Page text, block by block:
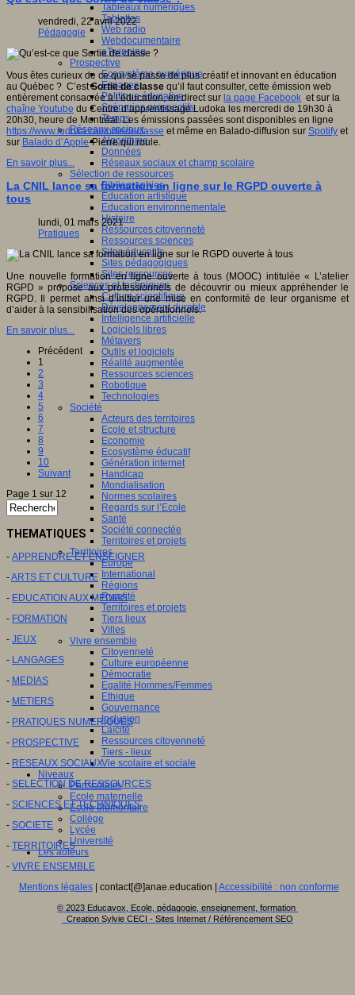
Tableaux numériques
Tablettes
Web radio
Webdocumentaire
eTwinning
Prospective
Ecosystème numérique
Espaces
Politique éducative
Scénarios prospectifs
Temps
Réseaux sociaux
Algorithme
Données
Réseaux sociaux et champ scolaire
Sélection de ressources
Bibliographies
Education artistique
Education environnementale
Histoire
Ressources citoyenneté
Ressources sciences
Sites éducatifs
Sites pédagogiques
Sites ressources
Sciences et techniques
Culture scientifique
Développement durable
Intelligence artificielle
Logiciels libres
Métavers
Outils et logiciels
Réalité augmentée
Ressources sciences
Robotique
Technologies
Société
Acteurs des territoires
Ecole et structure
Economie
Ecosystème éducatif
Génération internet
Handicap
Mondialisation
Normes scolaires
Regards sur l’Ecole
Santé
Société connectée
Territoires et projets
Territoires
Europe
International
Régions
Ruralité
Territoires et projets
Tiers lieux
Villes
Vivre ensemble
Citoyenneté
Culture européenne
Démocratie
Egalité Hommes/Femmes
Ethique
Gouvernance
Inclusion
Laïcité
Ressources citoyenneté
Tiers - lieux
Vie scolaire et sociale
Niveaux
Périscolaire
Ecole maternelle
Ecole élémentaire
Collège
Lycée
Université
Les auteurs
vendredi, 22 avril 2022
Pédagogie
Vous êtes curieux de ce qui se passe de plus créatif et innovant en éducation
au Québec ? C’estSortie de classe qu’il faut consulter, cette émission web
entièrement consacrée à l’éducation, en direct sur la page Facebook et sur la
chaîne Youtube du Centre d’apprentissage Ludoka les mercredi de 19h30 à
20h30, heure de Montréal. Les émissions passées sont disponibles en ligne
https://www.ludoka.ca/sortiedeclasse et même en Balado-diffusion sur Spotify et
sur Balado d’Apple-Pierre qui roule.
En savoir plus...
La CNIL lance sa formation en ligne sur le RGPD ouverte à
tous
lundi, 01 mars 2021
Pratiques
Une nouvelle formation en ligne ouverte à tous (MOOC) intitulée « L’atelier
RGPD » propose aux professionnels de découvrir ou mieux appréhender le
RGPD. Il permet ainsi d’initier une mise en conformité de leur organisme et
d’aider à la sensibilisation des opérationnels.
En savoir plus...
Précédent
1
2
3
4
5
6
7
8
9
10
Suivant
Page 1 sur 12
THEMATIQUES
- APPRENDRE ET ENSEIGNER
-ARTS ET CULTURE
- EDUCATION AUX MEDIAS
- FORMATION
- JEUX
- LANGAGES
- MEDIAS
- METIERS
- PRATIQUES NUMERIQUES
- PROSPECTIVE
- RESEAUX SOCIAUX
- SELECTION DE RESSOURCES
- SCIENCES ET TECHNIQUES
- SOCIETE
- TERRITOIRES
- VIVRE ENSEMBLE
Mentions légales| contact[@]anae.education | Accessibilité : non conforme
© 2023 Educavox, Ecole, pédagogie, enseignement, formation
Creation Sylvie CECI - Sites Internet / Référencement SEO